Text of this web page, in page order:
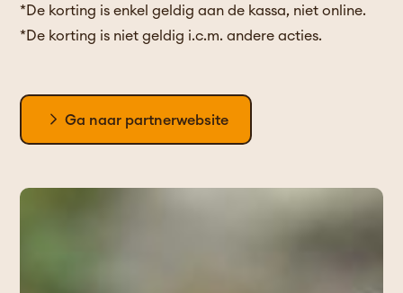
*De korting is enkel geldig aan de kassa, niet online.
*De korting is niet geldig i.c.m. andere acties.
Ga naar partnerwebsite